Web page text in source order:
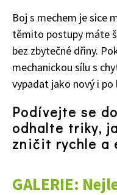
Boj s mechem je sice
těmito postupy máte
bez zbytečné dřiny.
mechanickou sílu s
vypadat jako nový i po
Podívejte se
odhalte triky,
zničit rychle a
GALERIE: